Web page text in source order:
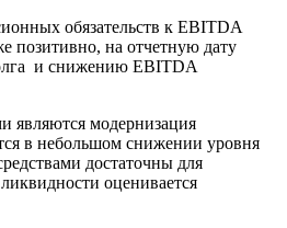
обязательств к EBITDA
позитивно, на отчетную дату
и снижению EBITDA
являются модернизация
в небольшом снижении уровня
достаточны для
оценивается